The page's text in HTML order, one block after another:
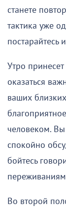
станете
тактика уже
постарайтесь
Утро
оказаться
ваших
человеком.
спокойно
бойтесь
Во второй